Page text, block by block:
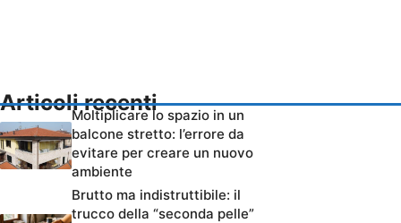
Articoli recenti
Moltiplicare lo spazio in un
balcone stretto: l’errore da
evitare per creare un nuovo
ambiente
Brutto ma indistruttibile: il
trucco della “seconda pelle”